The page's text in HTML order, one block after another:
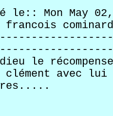
le:: Mon May
francois
le
avec lui